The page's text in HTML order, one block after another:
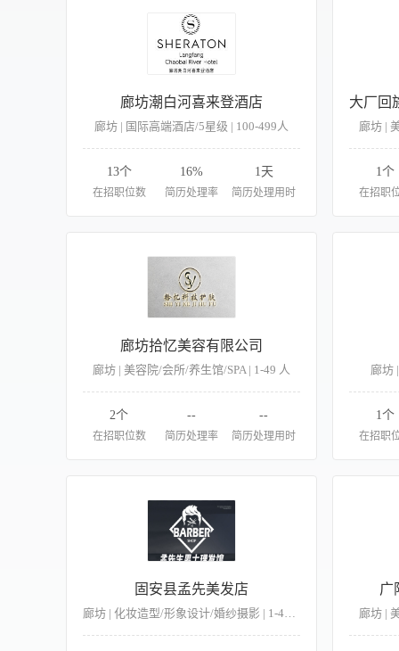
廊坊潮白河喜来登酒店
廊坊 | 国际高端酒店/5星级 | 100-499人
13个
在招职位数
16%
简历处理率
1天
简历处理用时
廊坊 |
1个
在招职
廊坊拾忆美容有限公司
廊坊 | 美容院/会所/养生馆/SPA | 1-49 人
2个
在招职位数
--
简历处理率
--
简历处理用时
廊坊
1个
在招职
固安县孟先美发店
廊坊 | 化妆造型/形象设计/婚纱摄影 | 1-49 人
广
廊坊 |